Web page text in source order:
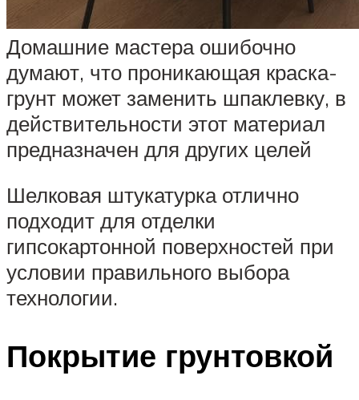
Домашние мастера ошибочно
думают, что проникающая краска-
грунт может заменить шпаклевку, в
действительности этот материал
предназначен для других целей
Шелковая штукатурка отлично
подходит для отделки
гипсокартонной поверхностей при
условии правильного выбора
технологии.
Покрытие грунтовкой